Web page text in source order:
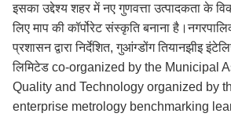
इसका उद्देश्य शहर में नए गुणवत्ता उत्पादकता के
लिए माप की कॉर्पोरेट संस्कृति बनाना
प्रशासन द्वारा निर्देशित, गुआंग्डोंग तियानझीइ
लिमिटेड co-organized by the Municipal
Quality and Technology organized by
enterprise metrology benchmarking